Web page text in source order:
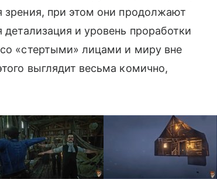
зрения, при этом они продолжают
детализация и уровень проработки
«стертыми» лицами и миру вне
выглядит весьма комично,